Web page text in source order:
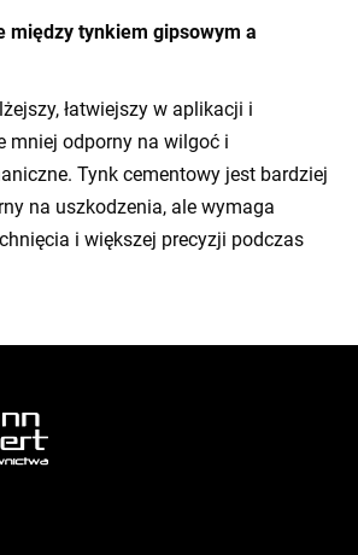
między tynkiem gipsowym a
łatwiejszy w aplikacji i
mniej odporny na wilgoć i
Tynk cementowy jest bardziej
na uszkodzenia, ale wymaga
i większej precyzji podczas